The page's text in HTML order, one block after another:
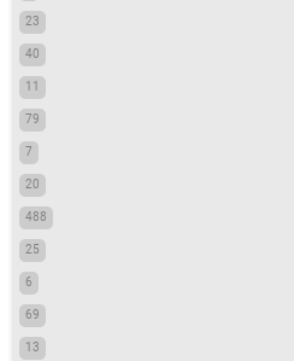
23
40
11
79
7
20
488
25
6
69
13